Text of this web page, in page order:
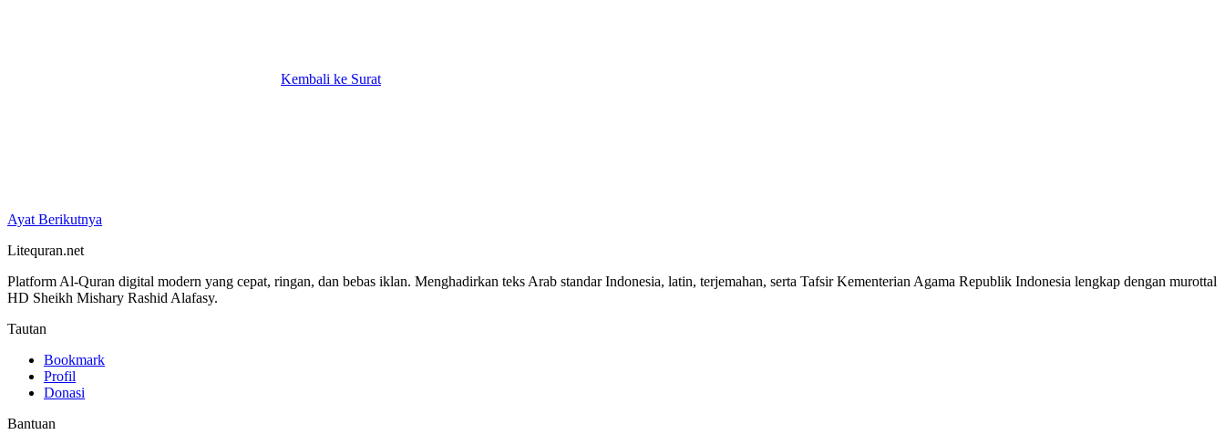
Kembali ke Surat
Ayat Berikutnya
Litequran.net
Platform Al-Quran digital modern yang cepat, ringan, dan bebas iklan. Menghadirkan teks Arab standar Indonesia, latin, terjemahan, serta Tafsir Kementerian Agama Republik Indonesia lengkap dengan murottal
HD Sheikh Mishary Rashid Alafasy.
Tautan
Bookmark
Profil
Donasi
Bantuan